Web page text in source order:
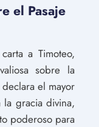
el Pasaje
a Timoteo,
sobre la
el mayor
gracia divina,
poderoso para